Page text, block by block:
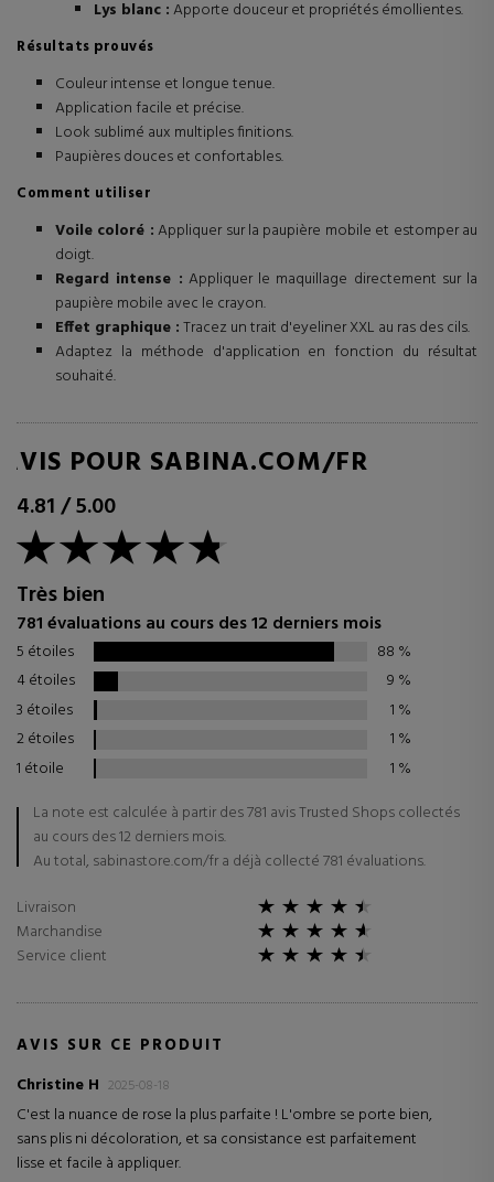
Lys blanc :Apporte douceur et propriétés émollientes.
Résultats prouvés
Couleur intense et longue tenue.
Application facile et précise.
Look sublimé aux multiples finitions.
Paupières douces et confortables.
Comment utiliser
Voile coloré :Appliquer sur la paupière mobile et estomper au
doigt.
Regard intense : Appliquer le maquillage directement sur la
paupière mobile avec le crayon.
Effet graphique :Tracez un trait d'eyeliner XXL au ras des cils.
Adaptez la méthode d'application en fonction du résultat
souhaité.
AVIS POUR SABINA.COM/FR
4.81/5.00
Très bien
781 évaluations au cours des 12 derniers mois
5 étoiles 88 %
4 étoiles
9 %
3 étoiles
1 %
2 étoiles
1 %
1 étoile
1 %
La note est calculée à partir des 781 avis Trusted Shops collectés
au cours des 12 derniers mois.
Au total, sabinastore.com/fr a déjà collecté 781 évaluations.
Livraison
Marchandise
Service client
AVIS SUR CE PRODUIT
Christine H 2025-08-18
C'est la nuance de rose la plus parfaite ! L'ombre se porte bien,
sans plis ni décoloration, et sa consistance est parfaitement
lisse et facile à appliquer.